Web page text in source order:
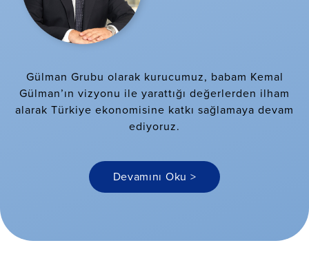
Gülman Grubu olarak kurucumuz, babam Kemal
Gülman’ın vizyonu ile yarattığı değerlerden ilham
alarak Türkiye ekonomisine katkı sağlamaya devam
ediyoruz.
Devamını Oku >